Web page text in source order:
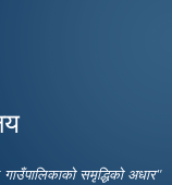
गाउँपालिकाको समृद्धिको अधार"